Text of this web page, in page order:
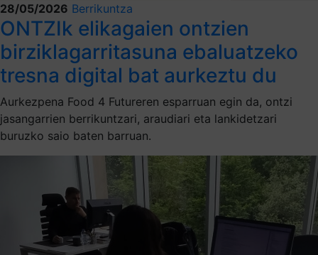
28/05/2026 Berrikuntza
ONTZIk elikagaien ontzien
birziklagarritasuna ebaluatzeko
tresna digital bat aurkeztu du
Aurkezpena Food 4 Futureren esparruan egin da, ontzi
jasangarrien berrikuntzari, araudiari eta lankidetzari
buruzko saio baten barruan.